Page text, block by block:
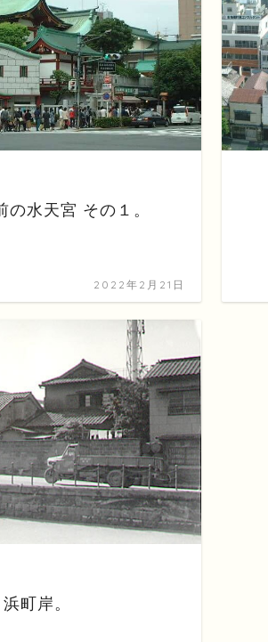
の水天宮 その１。
2022年2月21日
浜町岸。